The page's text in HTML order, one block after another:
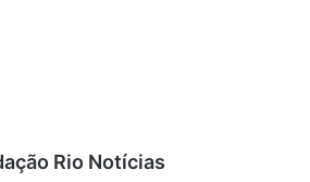
(R$ 7). E, nos últimos anos, é
Rio Notícias